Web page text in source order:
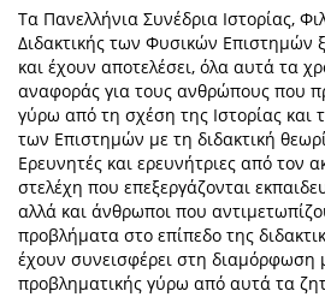
Τα Πανελλήνια Συνέδρια Ιστορίας,
Διδακτικής των Φυσικών Επιστημών
και έχουν αποτελέσει, όλα αυτά τα
αναφοράς για τους ανθρώπους που
γύρω από τη σχέση της Ιστορίας και
των Επιστημών με τη διδακτική
Ερευνητές και ερευνήτριες από τον
στελέχη που επεξεργάζονται
αλλά και άνθρωποι που
προβλήματα στο επίπεδο της
έχουν συνεισφέρει στη διαμόρφωση
προβληματικής γύρω από αυτά τα